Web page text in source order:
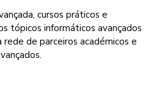
cursos práticos e
tópicos informáticos avançados
rede de parceiros académicos e